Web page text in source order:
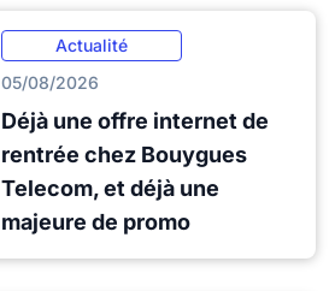
Actualité
05/08/2026
Déjà une offre internet de
rentrée chez Bouygues
Telecom, et déjà une
majeure de promo